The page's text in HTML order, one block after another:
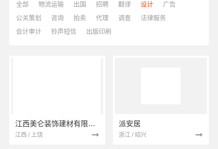
全部 物流运输 出国 招聘 翻译 设计
广告
公关策划
咨询 拍卖 代理 调查
法律服务
会计审计
铃声短信 出版印刷
江西美仑装饰建材有限公司
江西 / 上饶
派安居
浙江 / 绍兴